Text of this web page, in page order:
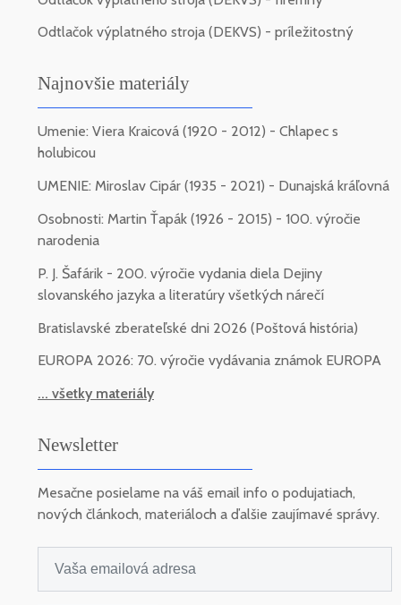
Odtlačok výplatného stroja (DEKVS) - príležitostný
Najnovšie materiály
Umenie: Viera Kraicová (1920 - 2012) - Chlapec s
holubicou
UMENIE: Miroslav Cipár (1935 - 2021) - Dunajská kráľovná
Osobnosti: Martin Ťapák (1926 - 2015) - 100. výročie
narodenia
P. J. Šafárik - 200. výročie vydania diela Dejiny
slovanského jazyka a literatúry všetkých nárečí
Bratislavské zberateľské dni 2026 (Poštová história)
EUROPA 2026: 70. výročie vydávania známok EUROPA
... všetky materiály
Newsletter
Mesačne posielame na váš email info o podujatiach,
nových článkoch, materiáloch a ďalšie zaujímavé správy.